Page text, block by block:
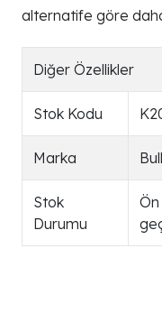
alternatife göre
Diğer Özellikler
Stok Kodu
Marka
Stok
Durumu